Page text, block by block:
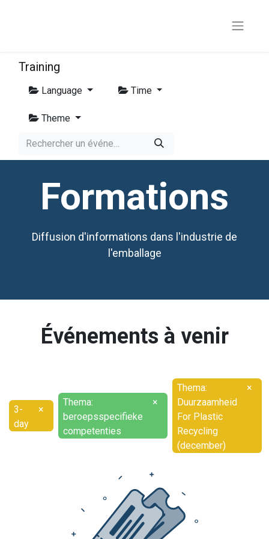
Training
Language Time
Theme
Formations
Diffusion d'informations dans l'industrie de
l'emballage
Événements à venir
3-
day
×
Thema:
beroepsspecifieke
competenties
×
Thema:
Duurzaamheid
For Plastic
Recycling
(december)
×